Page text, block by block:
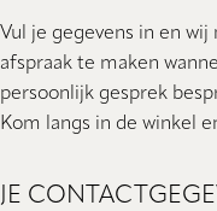
Vul je gegevens in en
afspraak te maken
persoonlijk gesprek
Kom langs in de winkel
JE